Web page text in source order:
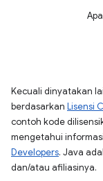
Kecuali dinyatakan
berdasarkan Lisensi
contoh kode
mengetahui
Developers. Java
dan/atau afiliasinya.